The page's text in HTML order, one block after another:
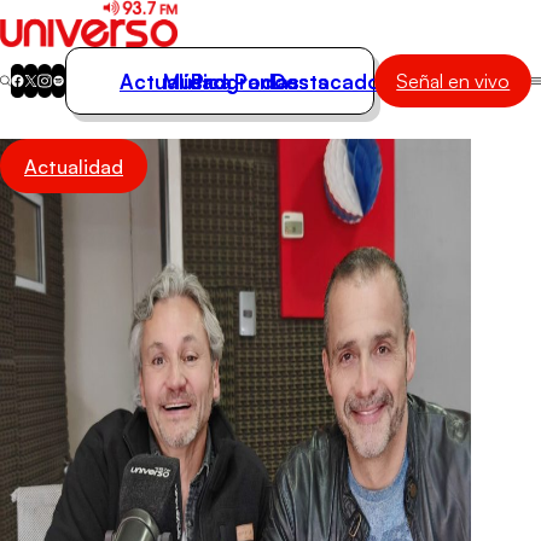
Actualidad
Música
Programas
Podcasts
Destacados
Actualidad
Música
Programas
Podcasts
Destacados Señal en vivo
Actualidad